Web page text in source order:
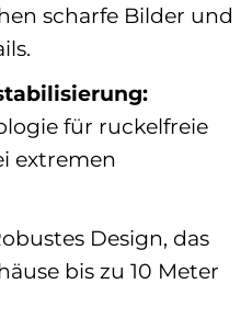
scharfe Bilder und
für ruckelfreie
extremen
Design, das
bis zu 10 Meter